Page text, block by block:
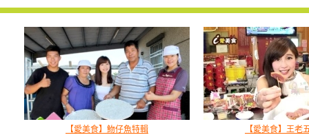
【愛美食】魩仔魚特輯 【愛美食】王老